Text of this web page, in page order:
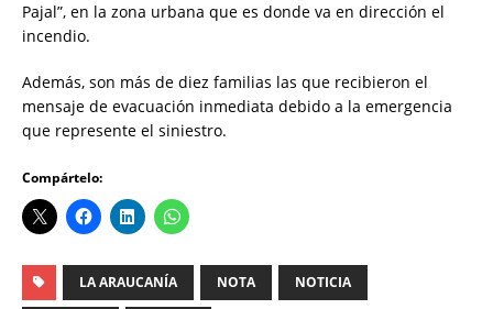
Pajal”, en la zona urbana que es donde va en dirección el
incendio.
Además, son más de diez familias las que recibieron el
mensaje de evacuación inmediata debido a la emergencia
que represente el siniestro.
Compártelo:
LA ARAUCANÍA NOTA NOTICIA